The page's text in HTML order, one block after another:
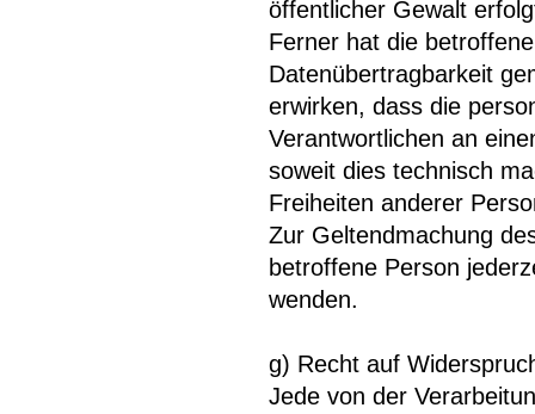
öffentlicher Gewalt
Ferner hat die
Datenübertragbarkeit
erwirken, dass die
Verantwortlichen an
soweit dies technisch
Freiheiten anderer
Zur Geltendmachung
betroffene Person
wenden.
g) Recht auf
Jede von der